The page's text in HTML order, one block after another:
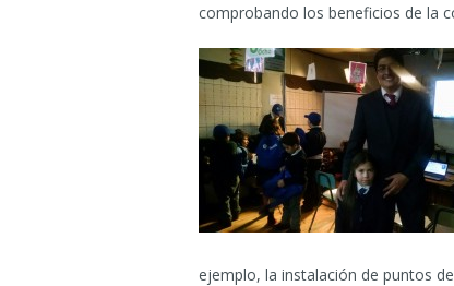
comprobando los beneficios de la
ejemplo, la instalación de puntos